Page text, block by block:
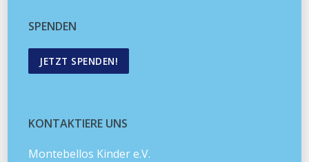
SPENDEN
JETZT SPENDEN!
KONTAKTIERE UNS
Montebellos Kinder e.V.